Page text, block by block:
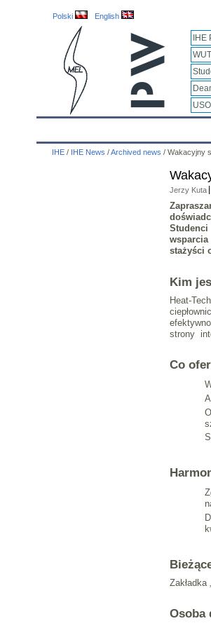
Polski English
IHE / IHE News /Archived news / Wakacyjny
Jerzy Kuta
stażyści
Kim
Heat-
strony
Co
Zakładka
Osoba